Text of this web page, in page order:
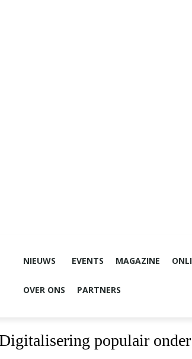
NIEUWS EVENTS MAGAZINE
OVER ONS PARTNERS
populair onder